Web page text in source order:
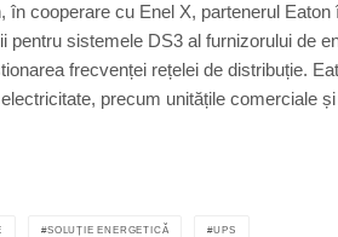
în cooperare cu Enel X, partenerul
pentru sistemele DS3 al furnizorului de
frecvenței rețelei de distribuție.
precum unitățile comerciale
SOLUȚIE ENERGETICĂ UPS